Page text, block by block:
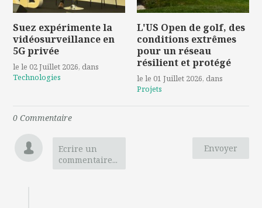
Suez expérimente la
vidéosurveillance en
5G privée
le le 02 Juillet 2026, dans
Technologies
L'US Open de golf, des
conditions extrêmes
pour un réseau
résilient et protégé
le le 01 Juillet 2026, dans
Projets
0 Commentaire
Envoyer
Ecrire un
commentaire...